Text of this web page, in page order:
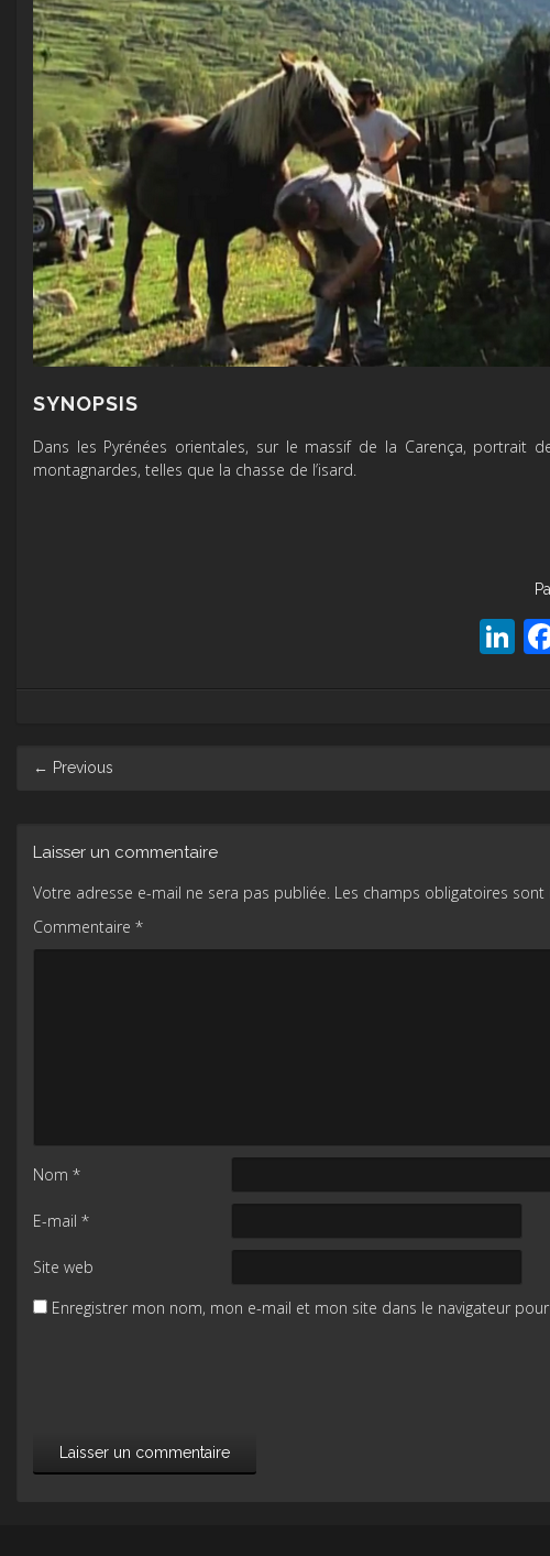
SYNOPSIS
Dans les Pyrénées orientales, sur le massif de la Carença, portrait
montagnardes, telles que la chasse de l’isard.
navigation
← Previous
Laisser un commentaire
Votre adresse e-mail ne sera pas publiée. Les champs obligatoires sont
Commentaire *
Nom *
E-mail *
Site web
Enregistrer mon nom, mon e-mail et mon site dans le navigateur